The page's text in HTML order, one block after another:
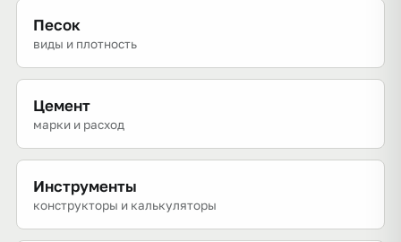
Песок
виды и плотность
Цемент
марки и расход
Инструменты
конструкторы и калькуляторы